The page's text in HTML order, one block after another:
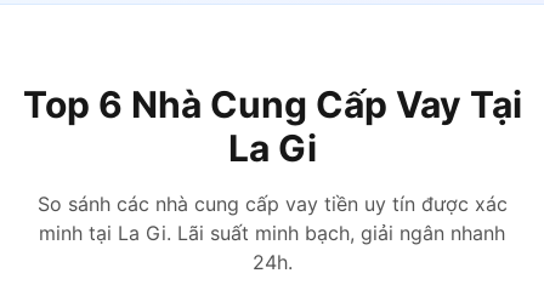
Top 6 Nhà Cung Cấp Vay Tại
La Gi
So sánh các nhà cung cấp vay tiền uy tín được xác
minh tại La Gi. Lãi suất minh bạch, giải ngân nhanh
24h.